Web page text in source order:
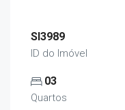
SI3989
ID do Imóvel
03
Quartos